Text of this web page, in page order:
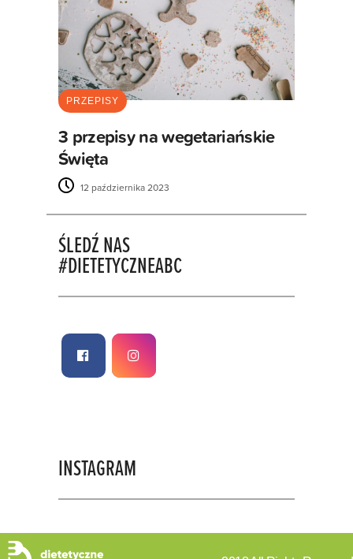
PRZEPISY
3 przepisy na wegetariańskie
Święta
12 października 2023
ŚLEDŹ NAS
#DIETETYCZNEABC
INSTAGRAM